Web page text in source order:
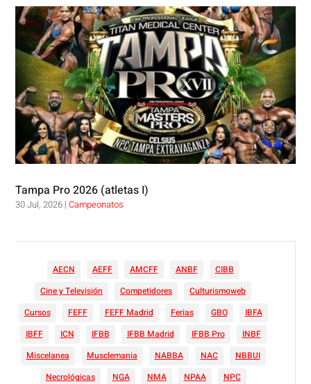
Tampa Pro 2026 (atletas I)
30 Jul, 2026 |Campeonatos
AECN AEFF AMCFF ANBF
CIBB
Cine y Televisión
Competidores
Culturismoweb
Cursos
FEFF FEFF Madrid Ferias GBO
IBFA
IBFF
ICN IFBB IFBB Madrid IFBB Pro
INBF
Miscelanea
Musclemania NABBA NAC
NBBUI
Necrológicas
NGA NMA NPAA NPC